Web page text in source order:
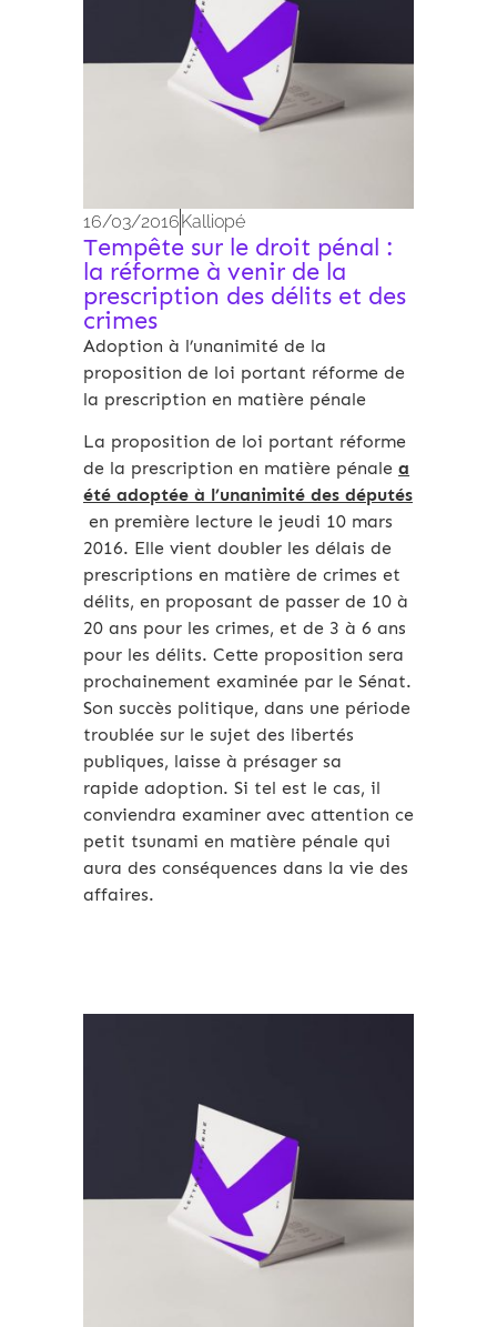
16/03/2016Kalliopé
Tempête sur le droit pénal :
la réforme à venir de la
prescription des délits et des
crimes
Adoption à l’unanimité de la
proposition de loi portant réforme de
la prescription en matière pénale
La proposition de loi portant réforme
de la prescription en matière pénale a
été adoptée à l’unanimité des députés
en première lecture le jeudi 10 mars
2016. Elle vient doubler les délais de
prescriptions en matière de crimes et
délits, en proposant de passer de 10 à
20 ans pour les crimes, et de 3 à 6 ans
pour les délits. Cette proposition sera
prochainement examinée par le Sénat.
Son succès politique, dans une période
troublée sur le sujet des libertés
publiques, laisse à présager sa
rapide adoption. Si tel est le cas, il
conviendra examiner avec attention ce
petit tsunami en matière pénale qui
aura des conséquences dans la vie des
affaires.